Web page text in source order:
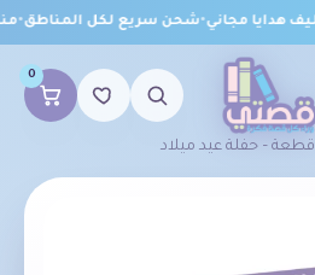
هدايا مجاني•شحن سريع لكل المناطق•
0